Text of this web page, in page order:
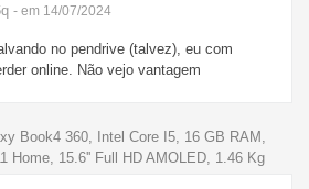
- em 14/07/2024
no pendrive (talvez), eu com
online. Não vejo vantagem
Book4 360, Intel Core I5, 16 GB RAM,
Home, 15.6'' Full HD AMOLED, 1.46 Kg